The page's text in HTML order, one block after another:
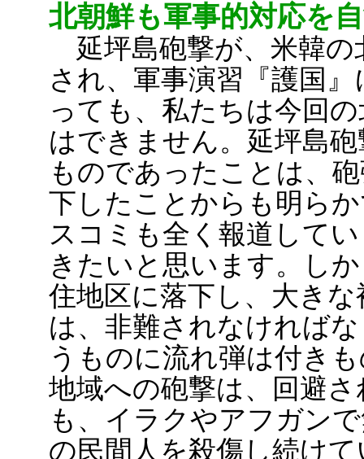
北朝鮮も軍事的対応を
延坪島砲撃が、米韓の
され、軍事演習『護国
っても、私たちは今回
はできません。延坪島
ものであったことは、
下したことからも明ら
スコミも全く報道して
きたいと思います。し
住地区に落下し、大き
は、非難されなければ
うものに流れ弾は付き
地域への砲撃は、回避
も、イラクやアフガン
の民間人を殺傷し続け